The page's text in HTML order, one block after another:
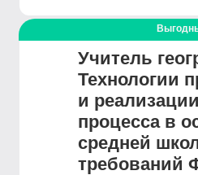
Учитель
Технологии
и
процесса в
средней
требований